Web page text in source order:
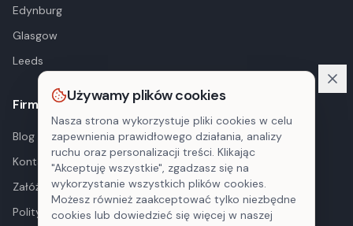
Edynburg
Glasgow
Leeds
Firma
Blog
Kontakt
Załóż konto
Polityka prywatności
Używamy plików cookies
Nasza strona wykorzystuje pliki cookies w celu
zapewnienia prawidłowego działania, analizy
ruchu oraz personalizacji treści. Klikając
"Akceptuję wszystkie", zgadzasz się na
wykorzystanie wszystkich plików cookies.
Możesz również zaakceptować tylko niezbędne
cookies lub dowiedzieć się więcej w naszej